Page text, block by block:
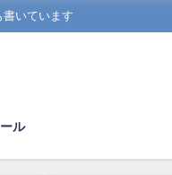
いています
ル